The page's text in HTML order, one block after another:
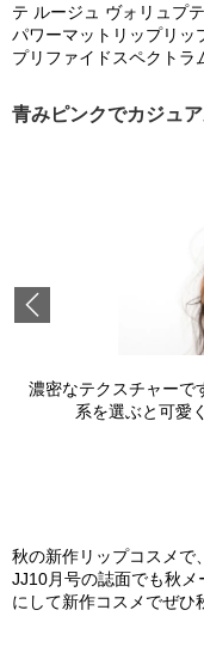
テ ルージュ ヴォリュプ
パワーマットリップリッ
プリファイドスペクト
青みピンクでカジュ
濃密なテクスチャー
系を選ぶと可愛
秋の新作リップコスメで
JJ10月号の誌面でも秋
にして新作コスメでぜひ